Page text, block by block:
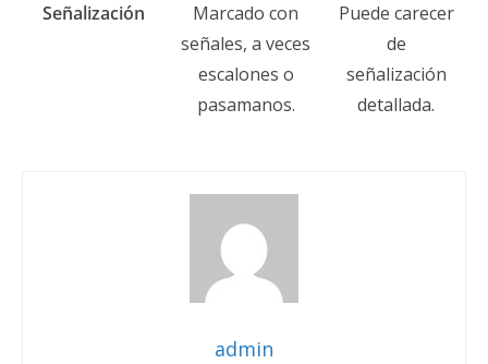
Señalización
Marcado con
señales, a veces
escalones o
pasamanos.
Puede carecer
de
señalización
detallada.
admin